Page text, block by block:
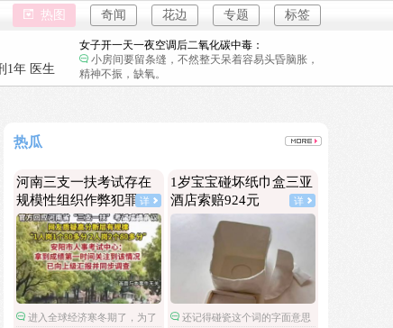
标签
专题
花边
奇闻
热图
案
游客
游客
1年 医生
小房间要留条缝，不然整天呆着容易头昏脑胀，
国企拖欠3700万致市政工程停工：
教育是因为没有上过学吗？
26岁女儿谈47岁妈妈突然产女：
民政局没有通网吗？为什么这么多假结婚证？
河南三支一扶考试存在规模性组织作弊犯罪：
进入全球经济寒冬期了，为了经济不管是什么群
体都拼命搞钱了。
1岁宝宝碰坏纸巾盒三亚酒店索赔924元：
还记得碰瓷这个词的字面意思吗？
女子开一天一夜空调后二氧化碳中毒：
小房间要留条缝，不然整天呆着容易头昏脑胀，
精神不振，缺氧。
国企拖欠3700万致市政工程停工：
教育是因为没有上过学吗？
热瓜
河南三支一扶考试存在
规模性组织作弊犯罪 详
进入全球经济寒冬期了，为了
1岁宝宝碰坏纸巾盒三亚
酒店索赔924元
详
还记得碰瓷这个词的字面意思